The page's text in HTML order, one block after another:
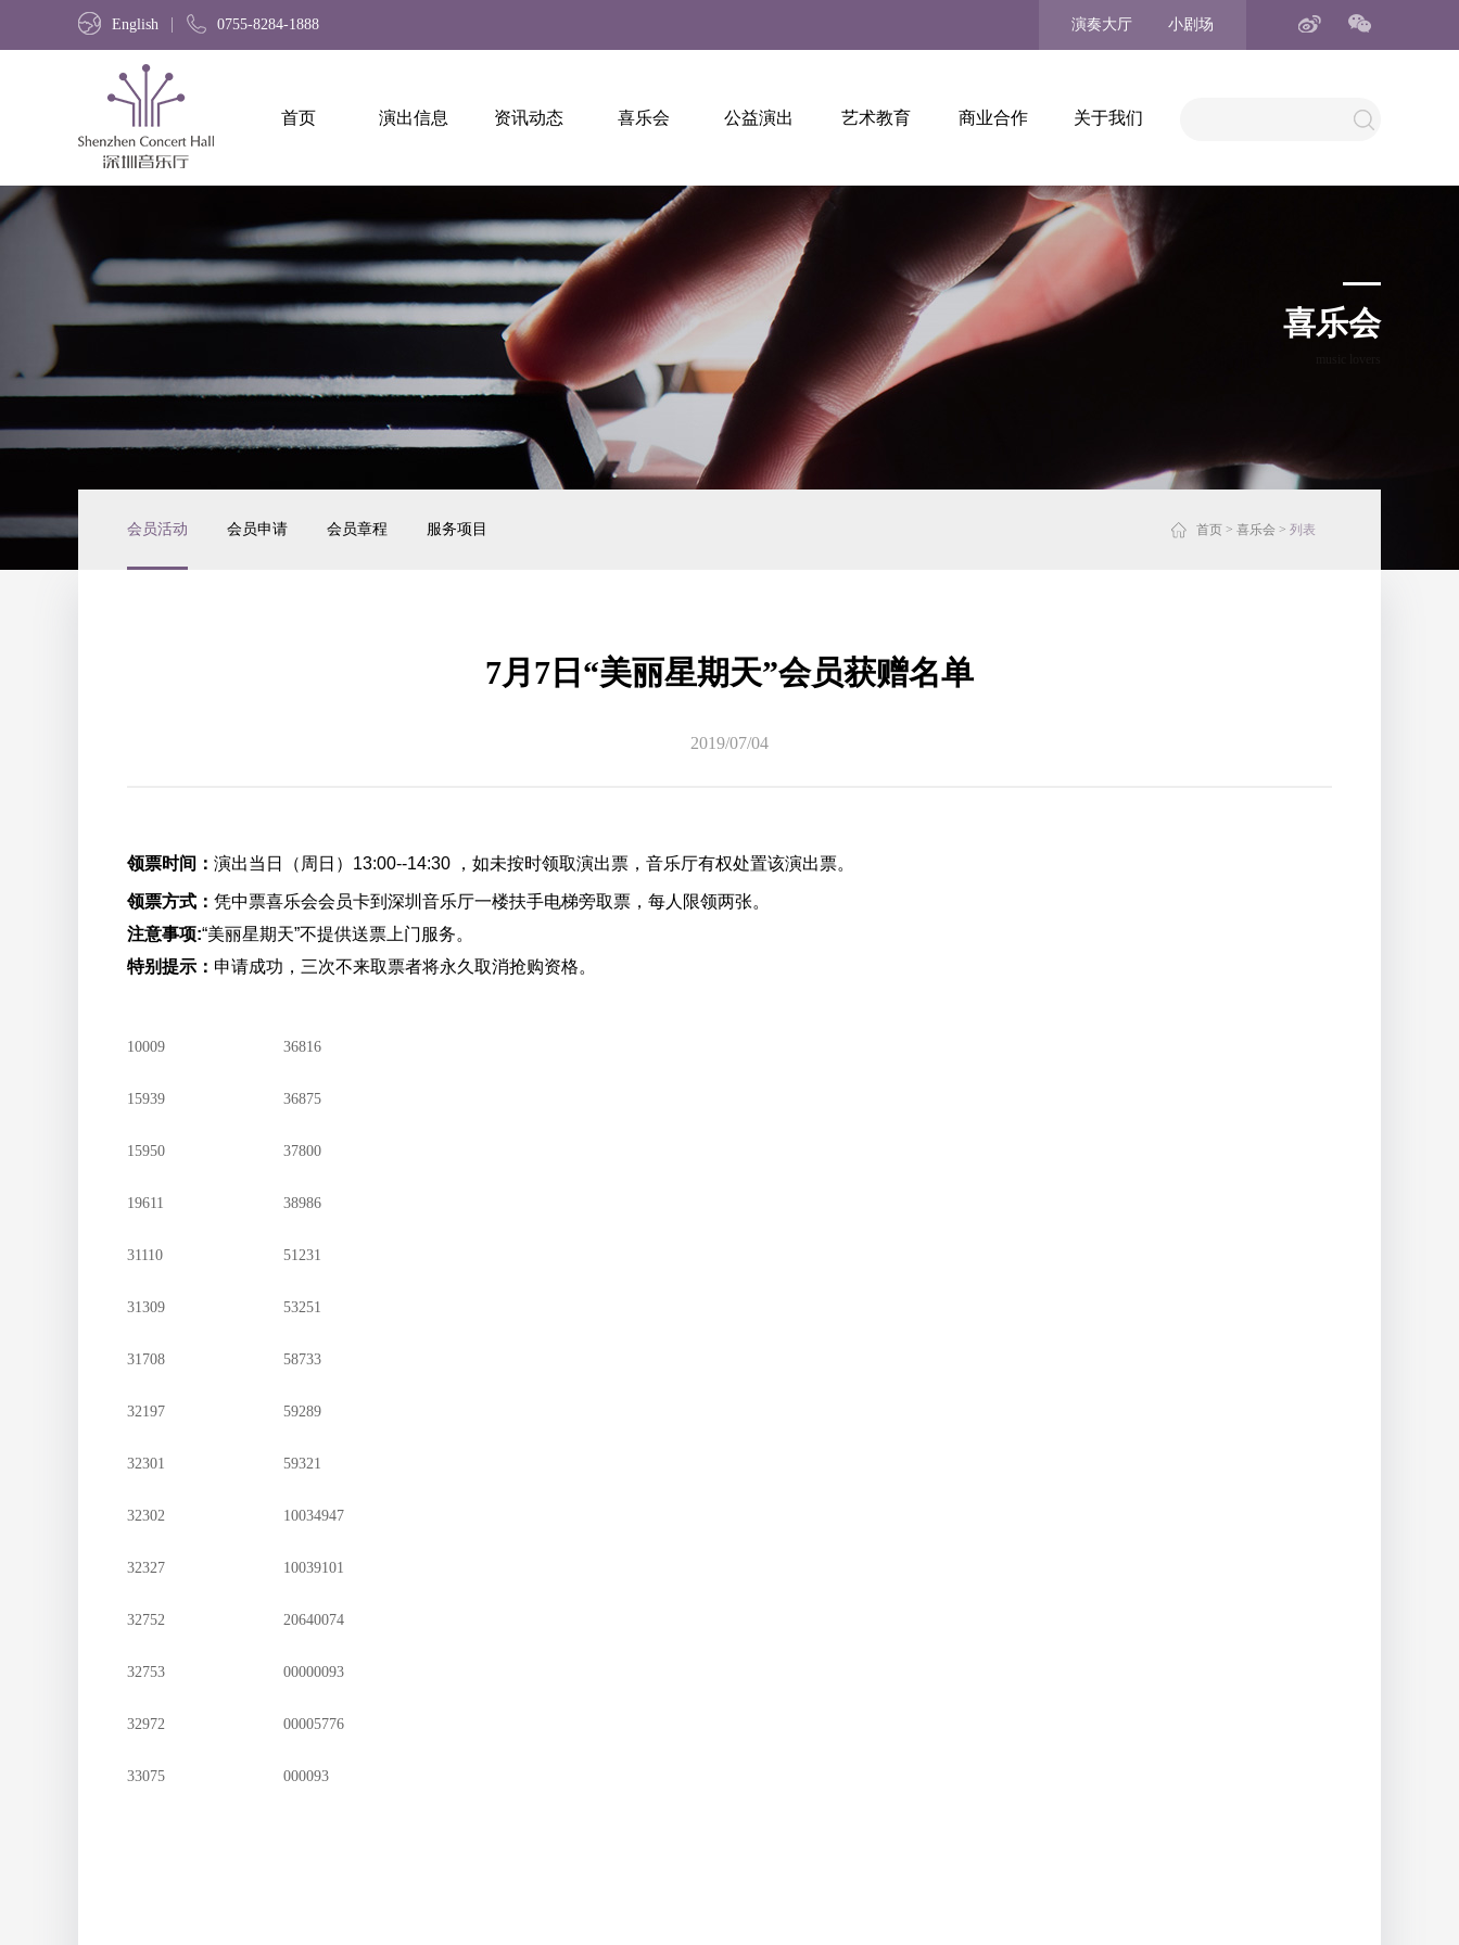
English 0755-8284-1888 演奏大厅 小剧场
首页 演出信息 资讯动态 喜乐会 公益演出 艺术教育 商业合作 关于我们
喜乐会
会员活动 会员申请 会员章程 服务项目 首页 > 喜乐会 > 列表
7月7日“美丽星期天”会员获赠名单
2019/07/04
领票时间： 演出当日（周日）13:00--14:30 ，如未按时领取演出票，音乐厅有权处置该演出票。
领票方式： 凭中票喜乐会会员卡到深圳音乐厅一楼扶手电梯旁取票，每人限领两张。
注意事项:“美丽星期天”不提供送票上门服务。
特别提示： 申请成功，三次不来取票者将永久取消抢购资格。
10009 36816
15939 36875
15950 37800
19611 38986
31110 51231
31309 53251
31708 58733
32197 59289
32301 59321
32302 10034947
32327 10039101
32752 20640074
32753 00000093
32972 00005776
33075 000093